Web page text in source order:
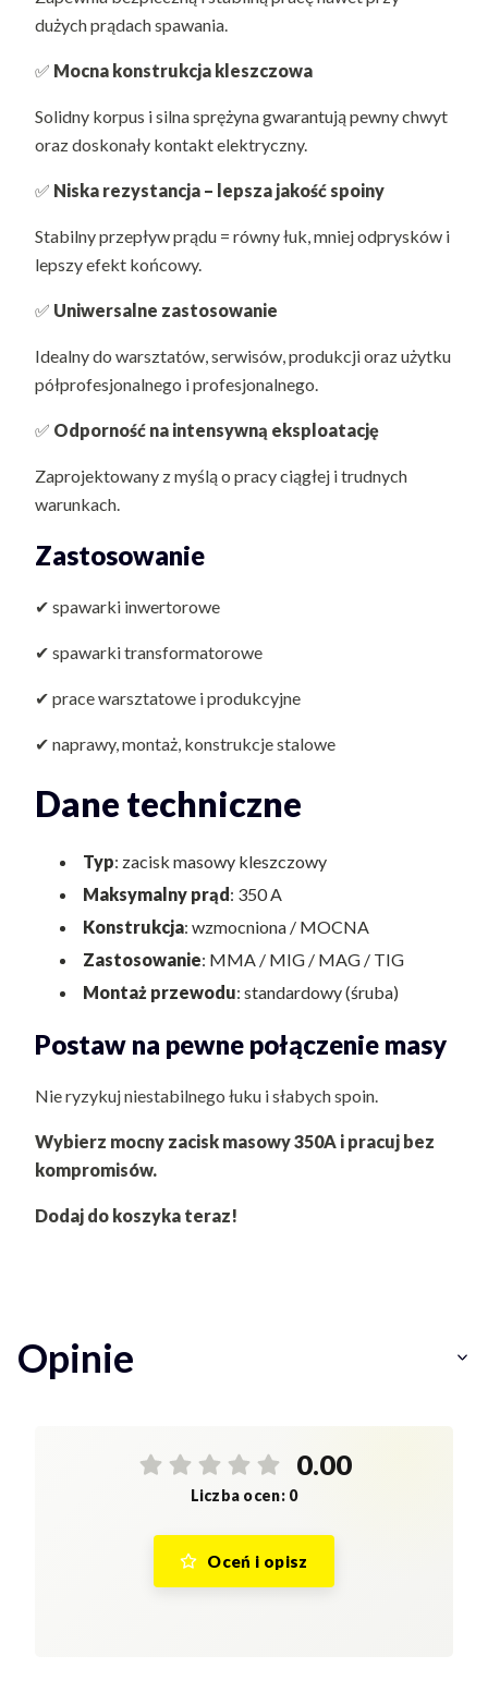
dużych prądach spawania.
✅ Mocna konstrukcja kleszczowa
Solidny korpus i silna sprężyna gwarantują pewny chwyt
oraz doskonały kontakt elektryczny.
✅ Niska rezystancja – lepsza jakość spoiny
Stabilny przepływ prądu = równy łuk, mniej odprysków i
lepszy efekt końcowy.
✅ Uniwersalne zastosowanie
Idealny do warsztatów, serwisów, produkcji oraz użytku
półprofesjonalnego i profesjonalnego.
✅ Odporność na intensywną eksploatację
Zaprojektowany z myślą o pracy ciągłej i trudnych
warunkach.
Zastosowanie
✔ spawarki inwertorowe
✔ spawarki transformatorowe
✔ prace warsztatowe i produkcyjne
✔ naprawy, montaż, konstrukcje stalowe
Dane techniczne
Typ: zacisk masowy kleszczowy
Maksymalny prąd : 350 A
Konstrukcja: wzmocniona / MOCNA
Zastosowanie: MMA / MIG / MAG / TIG
Montaż przewodu: standardowy (śruba)
Postaw na pewne połączenie masy
Nie ryzykuj niestabilnego łuku i słabych spoin.
Wybierz mocny zacisk masowy 350A i pracuj bez
kompromisów.
Dodaj do koszyka teraz!
Opinie
0.00
Liczba ocen: 0
Oceń i opisz